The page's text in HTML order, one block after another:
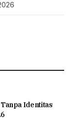
Identitas